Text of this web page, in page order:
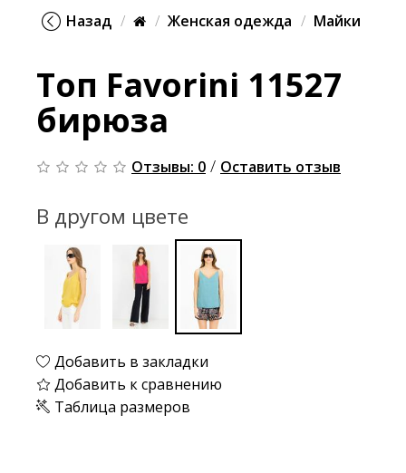
Назад Женская одежда Майки
Топ Favorini 11527
бирюза
Отзывы: 0 / Оставить отзыв
В другом цвете
Добавить в закладки
Добавить к сравнению
Таблица размеров